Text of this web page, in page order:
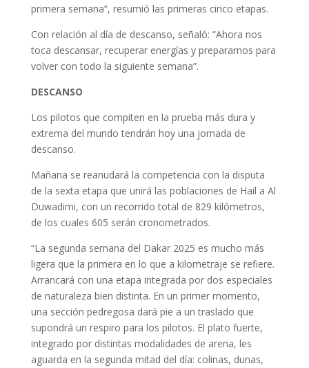
primera semana”, resumió las primeras cinco etapas.
Con relación al día de descanso, señaló: “Ahora nos
toca descansar, recuperar energías y prepararnos para
volver con todo la siguiente semana”.
DESCANSO
Los pilotos que compiten en la prueba más dura y
extrema del mundo tendrán hoy una jornada de
descanso.
Mañana se reanudará la competencia con la disputa
de la sexta etapa que unirá las poblaciones de Hail a Al
Duwadimi, con un recorrido total de 829 kilómetros,
de los cuales 605 serán cronometrados.
“La segunda semana del Dakar 2025 es mucho más
ligera que la primera en lo que a kilometraje se refiere.
Arrancará con una etapa integrada por dos especiales
de naturaleza bien distinta. En un primer momento,
una sección pedregosa dará pie a un traslado que
supondrá un respiro para los pilotos. El plato fuerte,
integrado por distintas modalidades de arena, les
aguarda en la segunda mitad del día: colinas, dunas,